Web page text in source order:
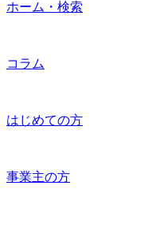
ホーム・検索
コラム
はじめての方
事業主の方